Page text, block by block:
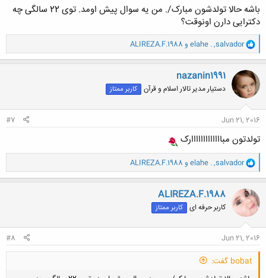
باشه حالا تولدشون مبارک/. من یه سوال پیش اومد. توی 22 سالگی چه
دکترایی دارن اونوقت؟
و
ا
ک
ن
ش
ه
ا
salvador
,
elahe . و ALIREZA.F.1988
nazanin1991
دستیار مدیر تالار اسلام و قرآن کاربر ممتاز
Jun 21, 2016
#7
تولدتون مبااااااااااااارک
و
ا
ک
ن
ش
ه
ا
salvador
,
elahe . و ALIREZA.F.1988
ALIREZA.F.1988
کاربر حرفه ای کاربر ممتاز
Jun 21, 2016
#8
bobat گفت: